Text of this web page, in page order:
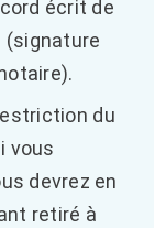
écrit de
(signature
du
vous
devrez en
retiré à